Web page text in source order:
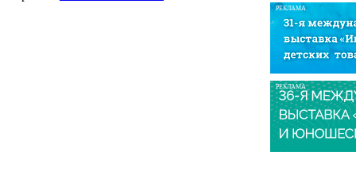
РЕКЛАМА
РЕКЛАМА